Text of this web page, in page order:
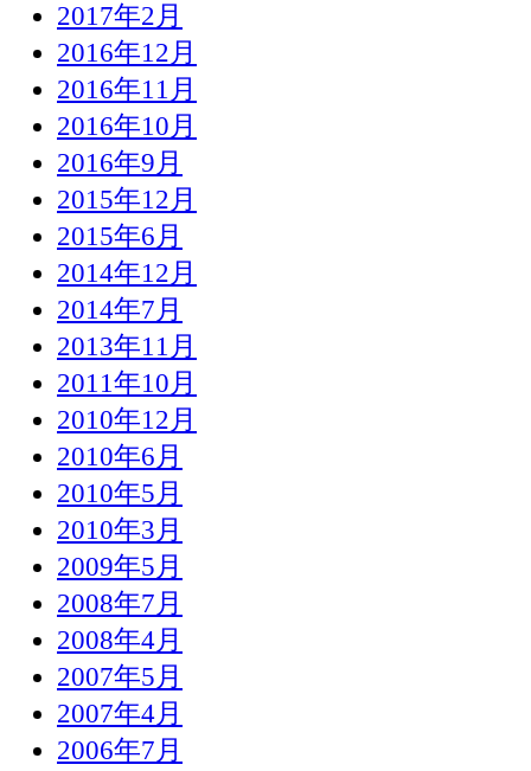
2017年2月
2016年12月
2016年11月
2016年10月
2016年9月
2015年12月
2015年6月
2014年12月
2014年7月
2013年11月
2011年10月
2010年12月
2010年6月
2010年5月
2010年3月
2009年5月
2008年7月
2008年4月
2007年5月
2007年4月
2006年7月